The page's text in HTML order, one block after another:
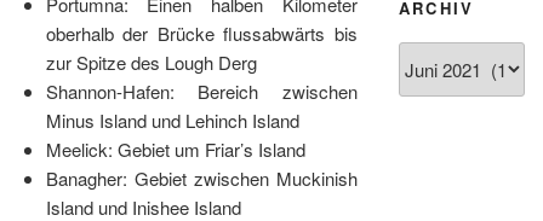
oberhalb der Brücke flussabwärts bis
zur Spitze des Lough Derg
Shannon-Hafen: Bereich zwischen
Minus Island und Lehinch Island
Meelick: Gebiet um Friar’s Island
Banagher: Gebiet zwischen Muckinish
Island und Inishee Island
ARCHIV
Archiv